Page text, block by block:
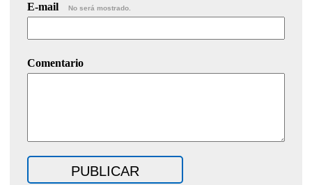
E-mail No será mostrado.
Comentario